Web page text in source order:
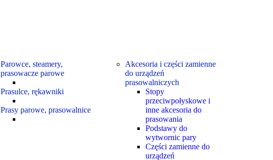
Parowce, steamery,
prasowacze parowe
Prasulce, rękawniki
Prasy parowe, prasowalnice
Akcesoria i części zamienne
do urządzeń
prasowalniczych
Stopy
przeciwpołyskowe i
inne akcesoria do
prasowania
Podstawy do
wytwornic pary
Części zamienne do
urządzeń